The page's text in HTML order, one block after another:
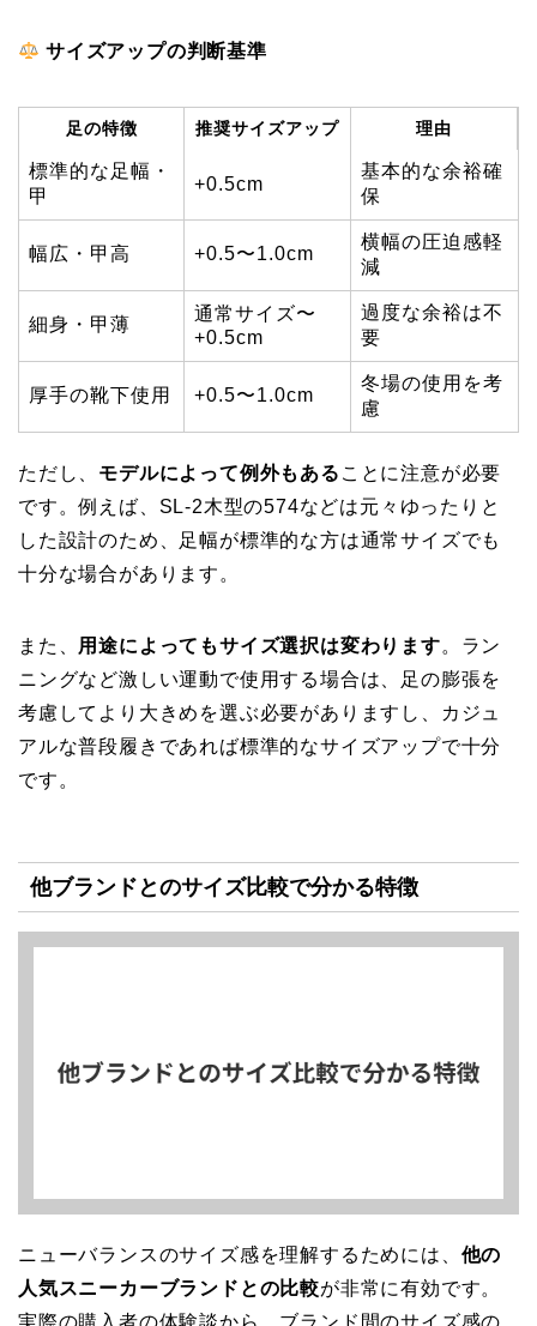
サイズアップの判断基準
足の特徴 推奨サイズアップ 理由
標準的な足幅・
甲
+0.5cm
基本的な余裕確
保
幅広・甲高 +0.5〜1.0cm
横幅の圧迫感軽
減
細身・甲薄
通常サイズ〜
+0.5cm
過度な余裕は不
要
厚手の靴下使用 +0.5〜1.0cm
冬場の使用を考
慮
ただし、 モデルによって例外もある ことに注意が必要
です。例えば、SL-2木型の574などは元々ゆったりと
した設計のため、足幅が標準的な方は通常サイズでも
十分な場合があります。
また、 用途によってもサイズ選択は変わります。ラン
ニングなど激しい運動で使用する場合は、足の膨張を
考慮してより大きめを選ぶ必要がありますし、カジュ
アルな普段履きであれば標準的なサイズアップで十分
です。
他ブランドとのサイズ比較で分かる特徴
ニューバランスのサイズ感を理解するためには、 他の
人気スニーカーブランドとの比較が非常に有効です。
実際の購入者の体験談から、ブランド間のサイズ感の